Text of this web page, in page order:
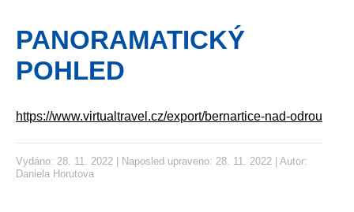
PANORAMATICKÝ
POHLED
https://www.virtualtravel.cz/export/bernartice-nad-odrou
Vydáno: 28. 11. 2022 | Naposled upraveno: 28. 11. 2022 | Autor:
Daniela Horutova